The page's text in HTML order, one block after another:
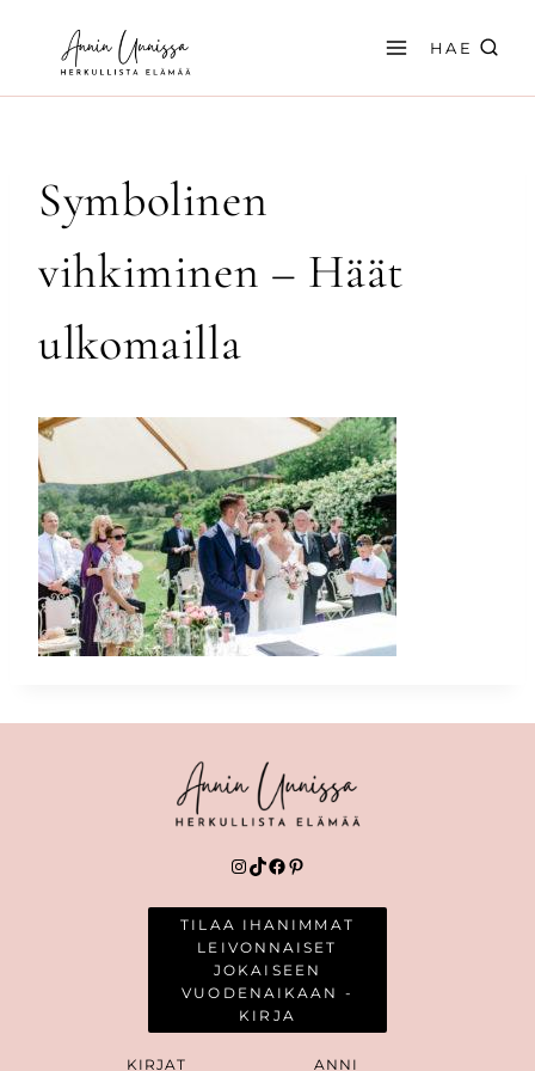
sisältöön
HAE
Symbolinen
vihkiminen – Häät
ulkomailla
Instagram
TikTok
Facebook
Pinterest
TILAA IHANIMMAT
LEIVONNAISET
JOKAISEEN
VUODENAIKAAN -
KIRJA
KIRJAT ANNI